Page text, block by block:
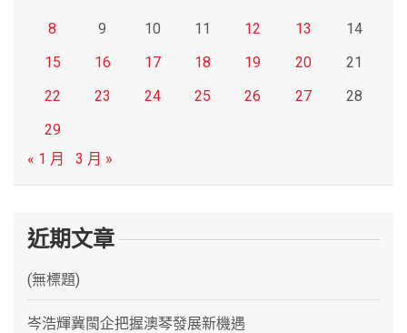
8
9 10 11 12 13
14
15
16 17 18 19 20
21
22
23 24 25 26 27
28
29
« 1 月
3 月 »
近期文章
(無標題)
岑浩輝冀閩企把握澳琴發展新機遇